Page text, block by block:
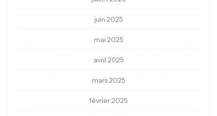
juin 2025
mai 2025
avril 2025
mars 2025
février 2025